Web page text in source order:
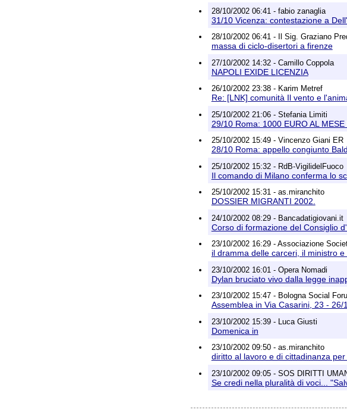
28/10/2002 06:41 - fabio zanaglia
31/10 Vicenza: contestazione a
28/10/2002 06:41 - Il Sig. Graziano
massa di ciclo-disertori a firenze
27/10/2002 14:32 - Camillo Coppola
NAPOLI EXIDE LICENZIA
26/10/2002 23:38 - Karim Metref
Re: [LNK] comunità Il vento e
25/10/2002 21:06 - Stefania Limiti
29/10 Roma: 1000 EURO AL
25/10/2002 15:49 - Vincenzo Giani ER
28/10 Roma: appello congiunto
25/10/2002 15:32 - RdB-VigilidelFuoco
Il comando di Milano conferma lo
25/10/2002 15:31 - as.miranchito
DOSSIER MIGRANTI 2002.
24/10/2002 08:29 - Bancadatigiovani.it
Corso di formazione del Consiglio
23/10/2002 16:29 - Associazione
il dramma delle carceri, il ministro e
23/10/2002 16:01 - Opera Nomadi
Dylan bruciato vivo dalla legge
23/10/2002 15:47 - Bologna Social
Assemblea in Via Casarini, 23 - 26/
23/10/2002 15:39 - Luca Giusti
Domenica in
23/10/2002 09:50 - as.miranchito
diritto al lavoro e di cittadinanza per
23/10/2002 09:05 - SOS DIRITTI
Se credi nella pluralità di voci...